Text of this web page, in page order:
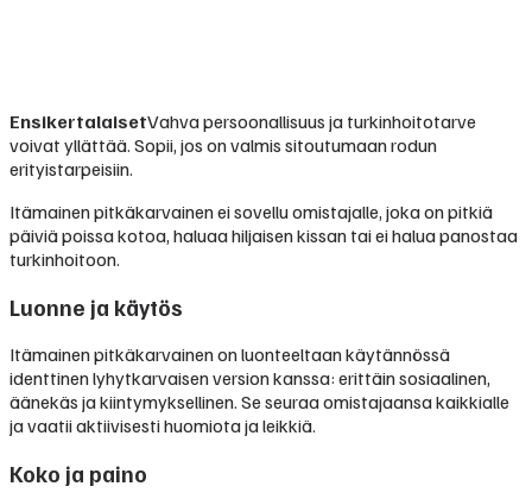
EnsikertalaisetVahva persoonallisuus ja turkinhoitotarve
voivat yllättää. Sopii, jos on valmis sitoutumaan rodun
erityistarpeisiin.
Itämainen pitkäkarvainen ei sovellu omistajalle, joka on pitkiä
päiviä poissa kotoa, haluaa hiljaisen kissan tai ei halua panostaa
turkinhoitoon.
Luonne ja käytös
Itämainen pitkäkarvainen on luonteeltaan käytännössä
identtinen lyhytkarvaisen version kanssa: erittäin sosiaalinen,
äänekäs ja kiintymyksellinen. Se seuraa omistajaansa kaikkialle
ja vaatii aktiivisesti huomiota ja leikkiä.
Koko ja paino